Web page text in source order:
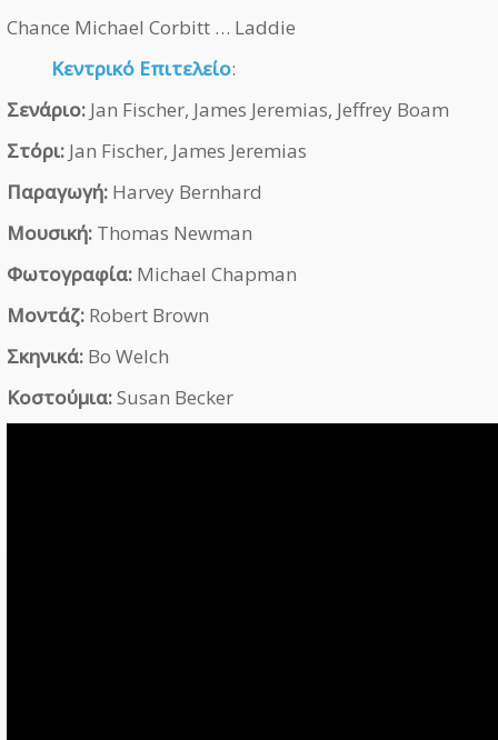
Chance Michael Corbitt … Laddie
Κεντρικό Επιτελείο:
Σενάριο: Jan Fischer, James Jeremias, Jeffrey Boam
Στόρι: Jan Fischer, James Jeremias
Παραγωγή: Harvey Bernhard
Μουσική: Thomas Newman
Φωτογραφία: Michael Chapman
Μοντάζ: Robert Brown
Σκηνικά: Bo Welch
Κοστούμια:Susan Becker